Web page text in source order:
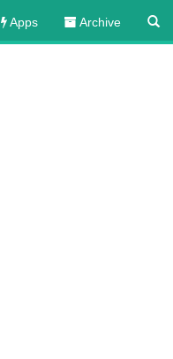
Apps Archive